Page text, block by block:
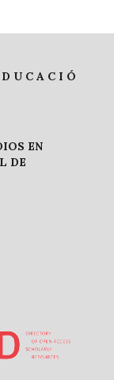
U C A C I Ó
EN
DE